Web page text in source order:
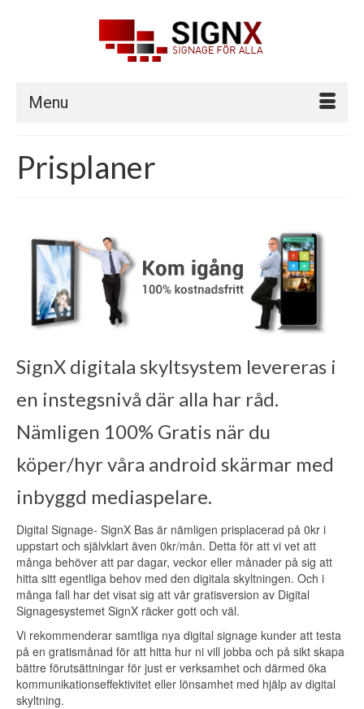
Menu
Prisplaner
SignX digitala skyltsystem levereras i
en instegsnivå där alla har råd.
Nämligen 100% Gratis när du
köper/hyr våra android skärmar med
inbyggd mediaspelare.
Digital Signage- SignX Bas är nämligen prisplacerad på 0kr i
uppstart och självklart även 0kr/mån. Detta för att vi vet att
många behöver att par dagar, veckor eller månader på sig att
hitta sitt egentliga behov med den digitala skyltningen. Och i
många fall har det visat sig att vår gratisversion av Digital
Signagesystemet SignX räcker gott och väl.
Vi rekommenderar samtliga nya digital signage kunder att testa
på en gratismånad för att hitta hur ni vill jobba och på sikt skapa
bättre förutsättningar för just er verksamhet och därmed öka
kommunikationseffektivitet eller lönsamhet med hjälp av digital
skyltning.